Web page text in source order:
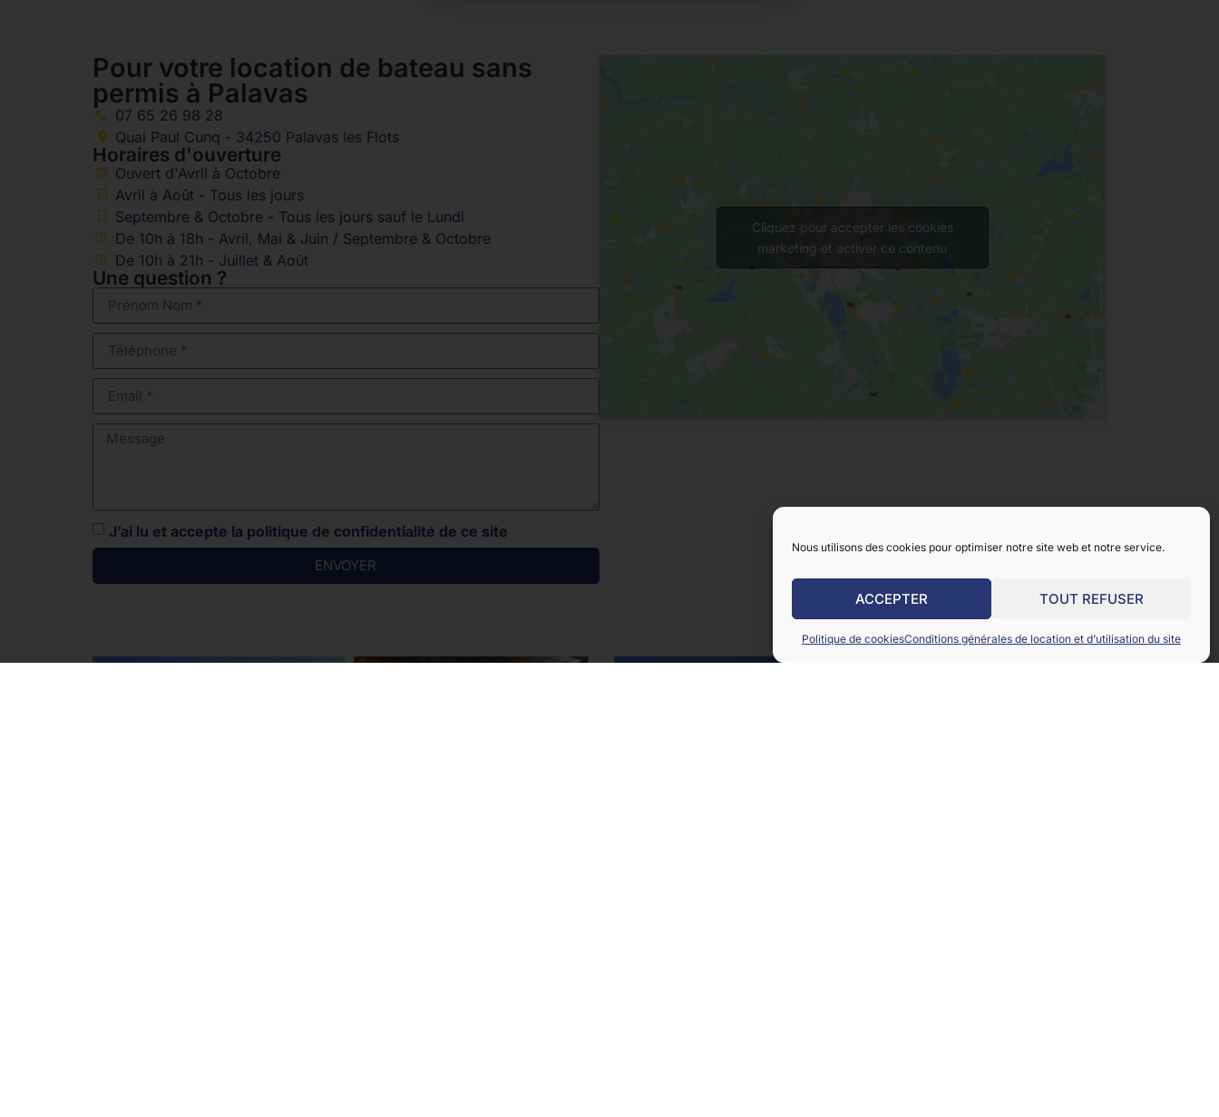
Nous utilisons des cookies pour optimiser notre site web et notre service.
ACCEPTER TOUT REFUSER
Politique de cookiesConditions générales de location et d’utilisation du site
Pour votre location de bateau sans
permis à Palavas
07 65 26 98 28
Quai Paul Cunq - 34250 Palavas les Flots
Horaires d'ouverture
Ouvert d'Avril à Octobre
Avril à Août - Tous les jours
Septembre & Octobre - Tous les jours sauf le Lundi
De 10h à 18h - Avril, Mai & Juin / Septembre & Octobre
De 10h à 21h - Juillet & Août
Une question ?
J’ai lu et accepte la politique de confidentialité de ce site
ENVOYER
Cliquez pour accepter les cookies
marketing et activer ce contenu